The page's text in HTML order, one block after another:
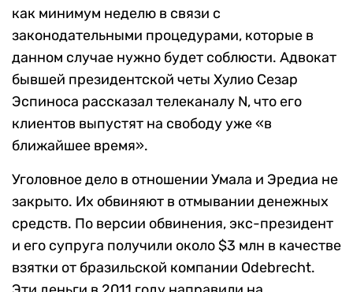
как минимум неделю в связи с
законодательными процедурами, которые в
данном случае нужно будет соблюсти. Адвокат
бывшей президентской четы Хулио Сезар
Эспиноса рассказал телеканалу N, что его
клиентов выпустят на свободу уже «в
ближайшее время».
Уголовное дело в отношении Умала и Эредиа не
закрыто. Их обвиняют в отмывании денежных
средств. По версии обвинения, экс-президент
и его супруга получили около $3 млн в качестве
взятки от бразильской компании Odebrecht.